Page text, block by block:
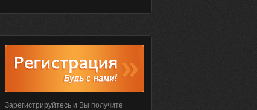
Зарегистрируйтесь и Вы получите